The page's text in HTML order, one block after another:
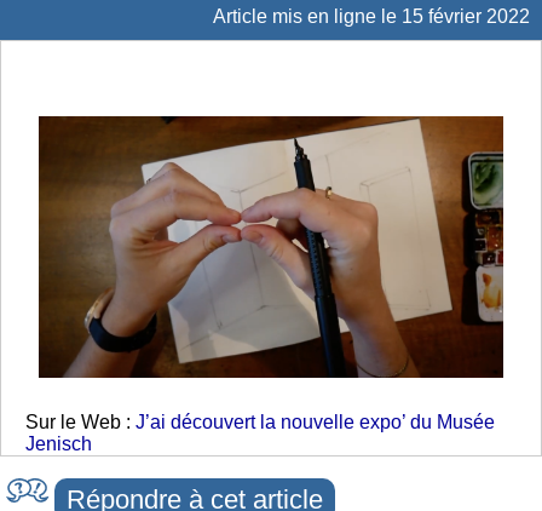
Article mis en ligne le 15 février 2022
Sur le Web : J’ai découvert la nouvelle expo’ du Musée
Jenisch
Répondre à cet article